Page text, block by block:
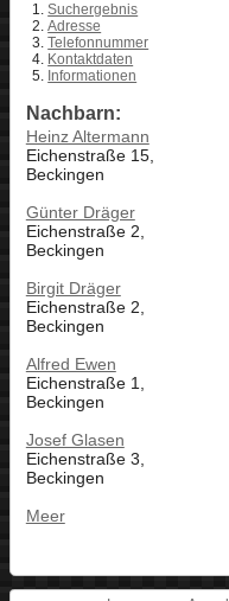
Suchergebnis
Adresse
Telefonnummer
Kontaktdaten
Informationen
Nachbarn:
Heinz Altermann
Eichenstraße 15,
Beckingen
Günter Dräger
Eichenstraße 2,
Beckingen
Birgit Dräger
Eichenstraße 2,
Beckingen
Alfred Ewen
Eichenstraße 1,
Beckingen
Josef Glasen
Eichenstraße 3,
Beckingen
Meer